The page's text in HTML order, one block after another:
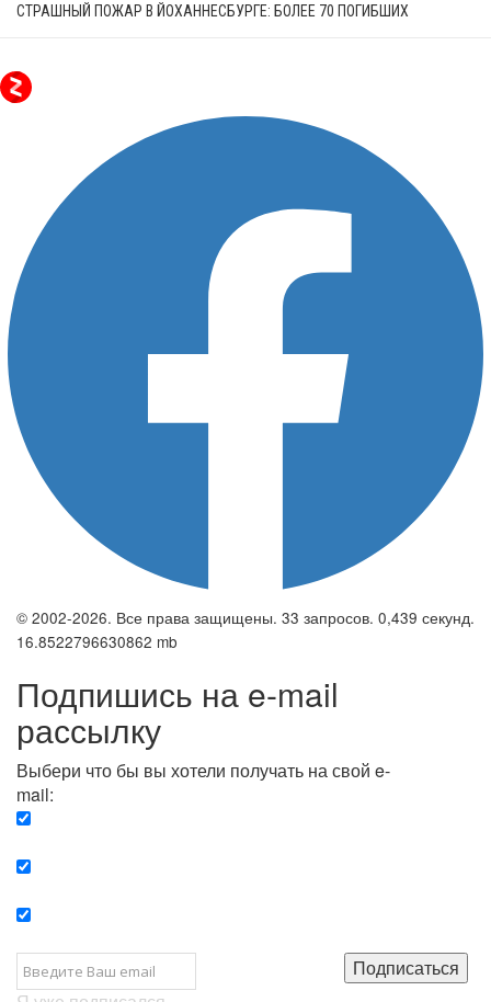
СТРАШНЫЙ ПОЖАР В ЙОХАННЕСБУРГЕ: БОЛЕЕ 70 ПОГИБШИХ
© 2002-2026. Все права защищены. 33 запросов. 0,439 секунд.
16.8522796630862 mb
Подпишись на e-mail
рассылку
Выбери что бы вы хотели получать на свой e-
mail:
Подписаться